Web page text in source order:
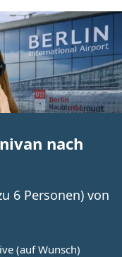
nach
6 Personen) von
(auf Wunsch)